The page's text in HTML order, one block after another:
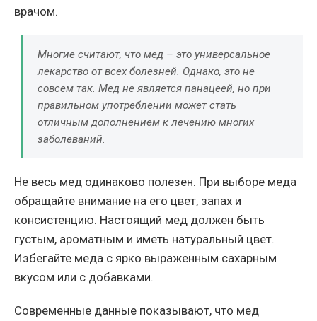
врачом.
Многие считают, что мед – это универсальное
лекарство от всех болезней. Однако, это не
совсем так. Мед не является панацеей, но при
правильном употреблении может стать
отличным дополнением к лечению многих
заболеваний.
Не весь мед одинаково полезен. При выборе меда
обращайте внимание на его цвет, запах и
консистенцию. Настоящий мед должен быть
густым, ароматным и иметь натуральный цвет.
Избегайте меда с ярко выраженным сахарным
вкусом или с добавками.
Современные данные показывают, что мед